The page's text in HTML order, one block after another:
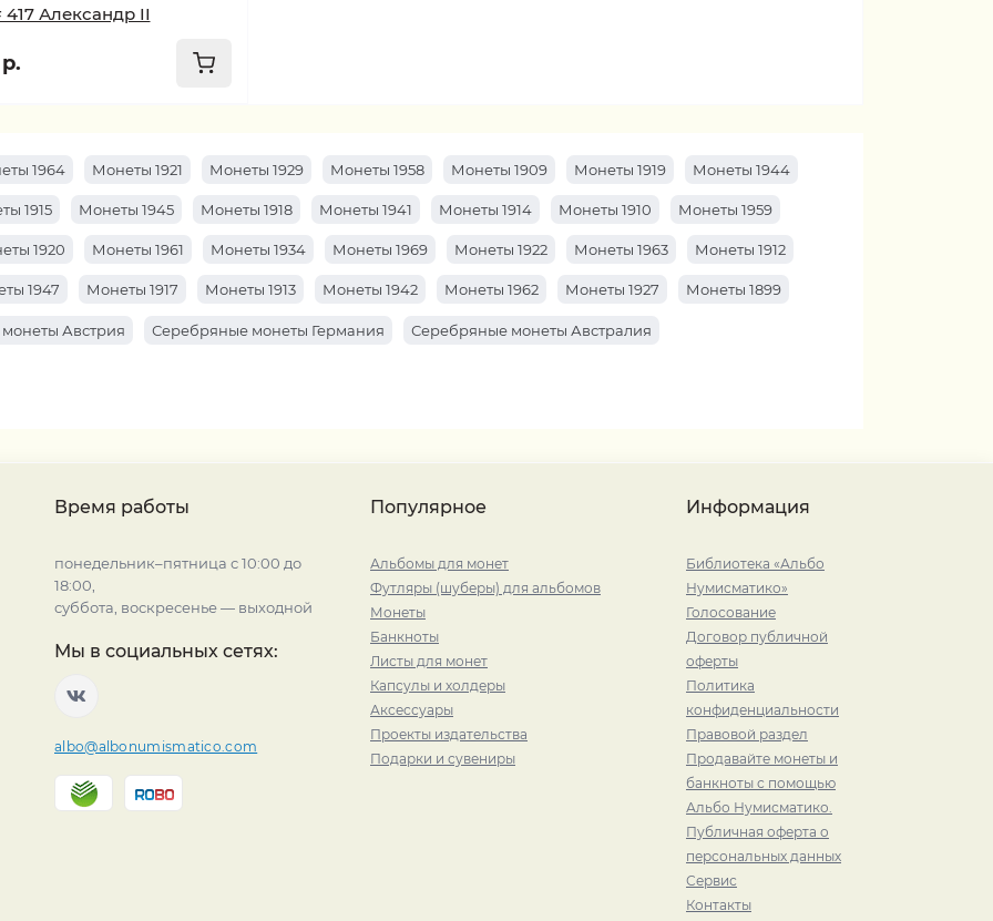
417 Александр II
1964 Монеты 1921 Монеты 1929 Монеты 1958 Монеты 1909 Монеты 1919 Монеты 1944
1915 Монеты 1945 Монеты 1918 Монеты 1941 Монеты 1914 Монеты 1910 Монеты 1959
1920 Монеты 1961 Монеты 1934 Монеты 1969 Монеты 1922 Монеты 1963 Монеты 1912
1947 Монеты 1917 Монеты 1913 Монеты 1942 Монеты 1962 Монеты 1927 Монеты 1899
Австрия Серебряные монеты Германия Серебряные монеты Австралия
Время работы
понедельник–пятница с 10:00 до
18:00,
суббота, воскресенье — выходной
Мы в социальных сетях:
albo@albonumismatico.com
Популярное
Альбомы для монет
Футляры (шуберы) для альбомов
Монеты
Банкноты
Листы для монет
Капсулы и холдеры
Аксессуары
Проекты издательства
Подарки и сувениры
Информация
Библиотека «Альбо
Нумисматико»
Голосование
Договор публичной
оферты
Политика
конфиденциальности
Правовой раздел
Продавайте монеты и
банкноты с помощью
Альбо Нумисматико.
Публичная оферта о
персональных данных
Сервис
Контакты